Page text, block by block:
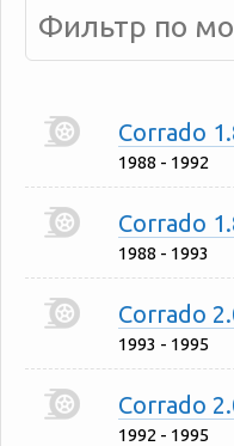
Corrado
1988 - 1992
Corrado
1988 - 1993
Corrado
1993 - 1995
Corrado
1992 - 1995